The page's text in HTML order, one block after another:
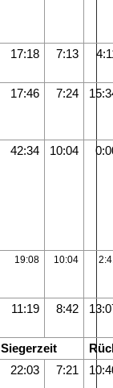
17:18 7:13
17:46 7:24
42:34 10:04
19:08 10:04
11:19 8:42
Siegerzeit
22:03 7:21